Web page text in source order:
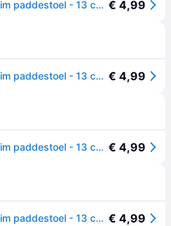
Rayher hobby DIY piepschuim paddestoel - 13 cm - wit - Knutselen - materialen € 4,99
Rayher hobby DIY piepschuim paddestoel - 13 cm - wit - Knutselen - materialen € 4,99
Rayher hobby DIY piepschuim paddestoel - 13 cm - wit - Knutselen - materialen - € 4,99
Rayher hobby DIY piepschuim paddestoel - 13 cm - wit - Knutselen - materialen € 4,99